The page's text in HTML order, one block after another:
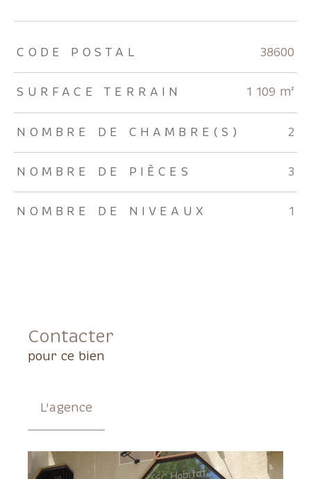
TRAD_ZEPHYR_Caracteristique TRAD_ZEPHYR_Valeurs
CODE POSTAL 38600
SURFACE TERRAIN 1 109 m²
NOMBRE DE CHAMBRE(S) 2
NOMBRE DE PIÈCES 3
NOMBRE DE NIVEAUX 1
Contacter
pour ce bien
L'agence